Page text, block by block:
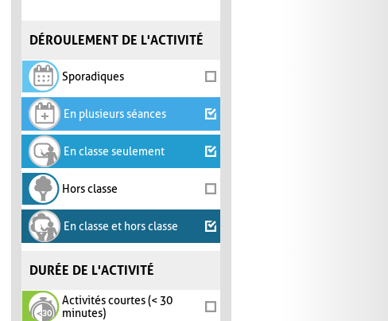
DÉROULEMENT DE L'ACTIVITÉ
Sporadiques
En plusieurs séances
En classe seulement
Hors classe
En classe et hors classe
DURÉE DE L'ACTIVITÉ
Activités courtes (< 30
minutes)